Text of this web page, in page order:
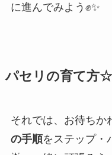
に進んでみよう✊✨
パセリの育て方
それでは、お待ちか
の手順をステップ・